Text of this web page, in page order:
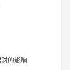
的影响